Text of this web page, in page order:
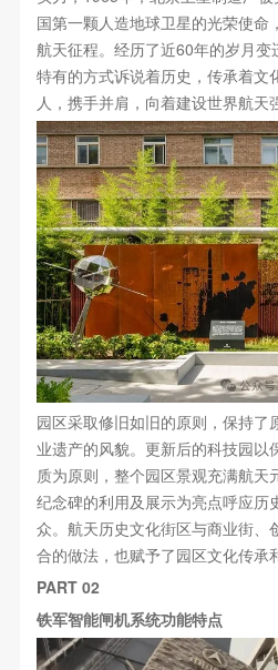
国第一颗人造地球卫星的光荣使命
航天征程。经历了近60年的岁月
特有的方式诉说着历史，传承着文
人，携手并肩，向着建设世界航天
园区采取修旧如旧的原则，保持了
业遗产的风貌。更新后的科技园以
质为原则，整个园区景观充满航天
纪念碑的利用及展示为亮点呼应历
众。航天历史文化街区与商业街、
合的做法，也赋予了园区文化传承
PART 02
铁军智能闸机系统功能特点